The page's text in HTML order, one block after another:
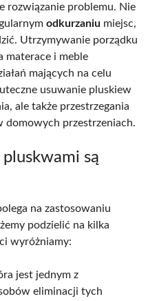
rozwiązanie problemu. Nie
odkurzaniu miejsc,
Utrzymywanie porządku
materace i meble
mających na celu
usuwanie pluskiew
ale także przestrzegania
domowych przestrzeniach.
są
na zastosowaniu
podzielić na kilka
wyróżniamy:
jest jednym z
eliminacji tych